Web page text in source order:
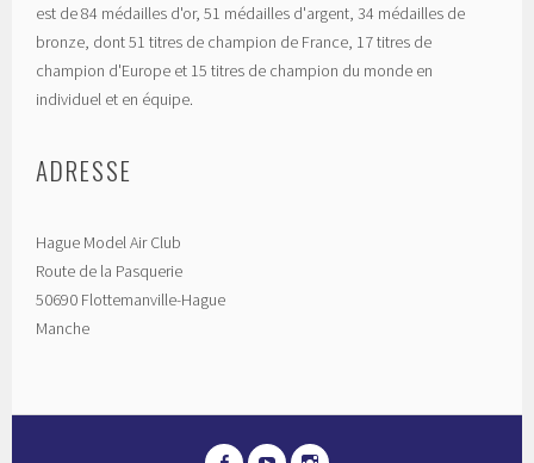
est de 84 médailles d'or, 51 médailles d'argent, 34 médailles de
bronze, dont 51 titres de champion de France, 17 titres de
champion d'Europe et 15 titres de champion du monde en
individuel et en équipe.
ADRESSE
Hague Model Air Club
Route de la Pasquerie
50690 Flottemanville-Hague
Manche